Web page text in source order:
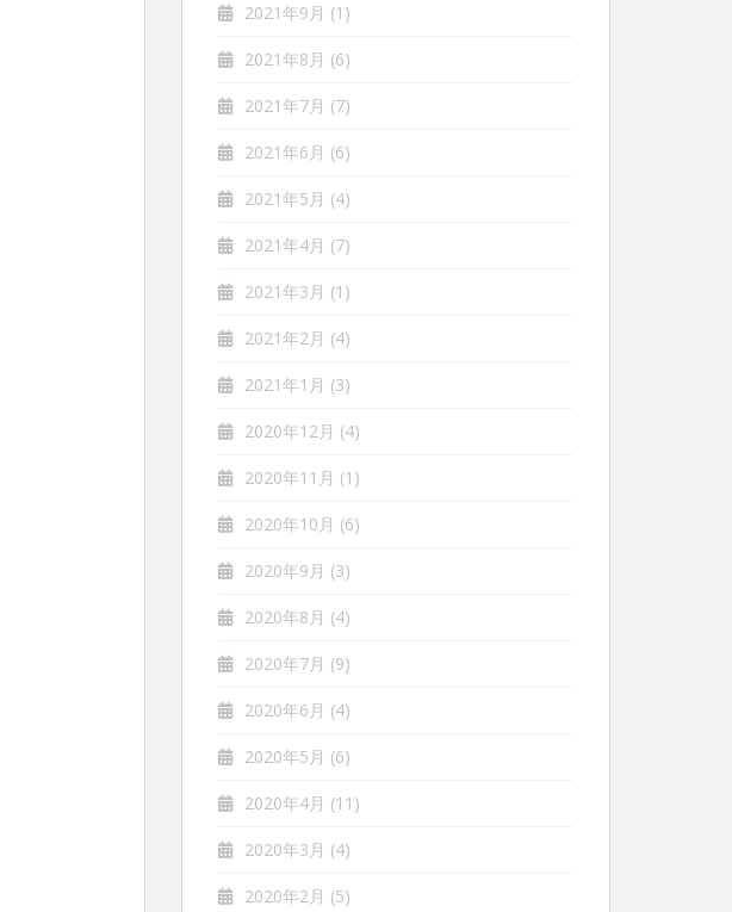
2021年9月 (1)
2021年8月 (6)
2021年7月 (7)
2021年6月 (6)
2021年5月 (4)
2021年4月 (7)
2021年3月 (1)
2021年2月 (4)
2021年1月 (3)
2020年12月 (4)
2020年11月 (1)
2020年10月 (6)
2020年9月 (3)
2020年8月 (4)
2020年7月 (9)
2020年6月 (4)
2020年5月 (6)
2020年4月 (11)
2020年3月 (4)
2020年2月 (5)